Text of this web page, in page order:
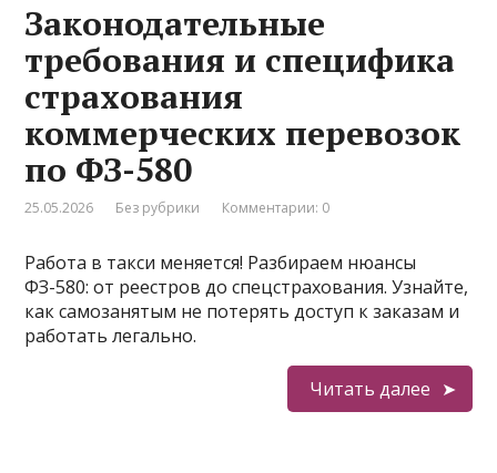
Законодательные
требования и специфика
страхования
коммерческих перевозок
по ФЗ-580
25.05.2026 Без рубрики Комментарии: 0
Работа в такси меняется! Разбираем нюансы
ФЗ-580: от реестров до спецстрахования. Узнайте,
как самозанятым не потерять доступ к заказам и
работать легально.
Читать далее